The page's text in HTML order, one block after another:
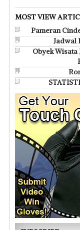
MOST VIEW
Pameran
Jadwal
Obyek Wisata